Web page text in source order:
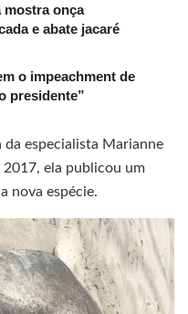
mostra onça
e abate jacaré
o impeachment de
presidente”
especialista Marianne
2017, ela publicou um
nova espécie.